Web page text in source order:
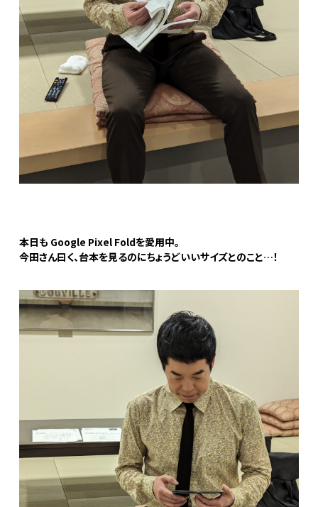
本日も Google Pixel Foldを愛用中。
今田さん曰く、台本を見るのにちょうどいいサイズとのこと…！